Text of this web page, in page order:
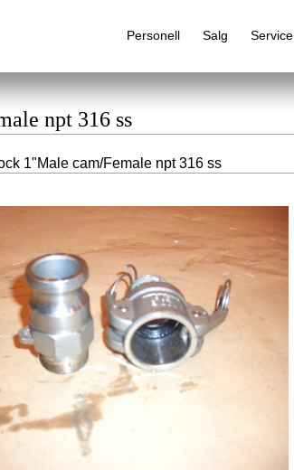
Personell Salg Service
Alfabetisk produktregister
npt 316 ss
1"Male cam/Female npt 316 ss